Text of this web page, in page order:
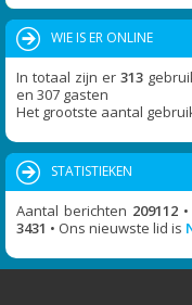
WIE IS ER ONLINE
In totaal zijn er 313
en 307 gasten
Het grootste aantal
STATISTIEKEN
Aantal berichten 209112•
3431 • Ons nieuwste lid is